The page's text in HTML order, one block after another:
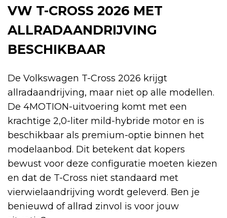
VW T-CROSS 2026 MET
ALLRADAANDRIJVING
BESCHIKBAAR
De Volkswagen T-Cross 2026 krijgt
allradaandrijving, maar niet op alle modellen.
De 4MOTION-uitvoering komt met een
krachtige 2,0-liter mild-hybride motor en is
beschikbaar als premium-optie binnen het
modelaanbod. Dit betekent dat kopers
bewust voor deze configuratie moeten kiezen
en dat de T-Cross niet standaard met
vierwielaandrijving wordt geleverd. Ben je
benieuwd of allrad zinvol is voor jouw